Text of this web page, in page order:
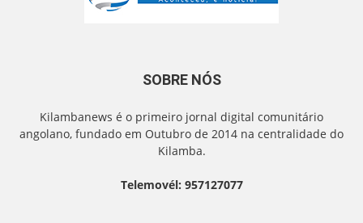
SOBRE NÓS
Kilambanews é o primeiro jornal digital comunitário
angolano, fundado em Outubro de 2014 na centralidade do
Kilamba.
Telemovél: 957127077